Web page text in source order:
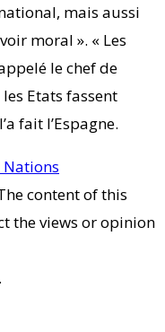
mais aussi
moral ». « Les
le chef de
Etats fassent
fait l’Espagne.
content of this
the views or opinion
.